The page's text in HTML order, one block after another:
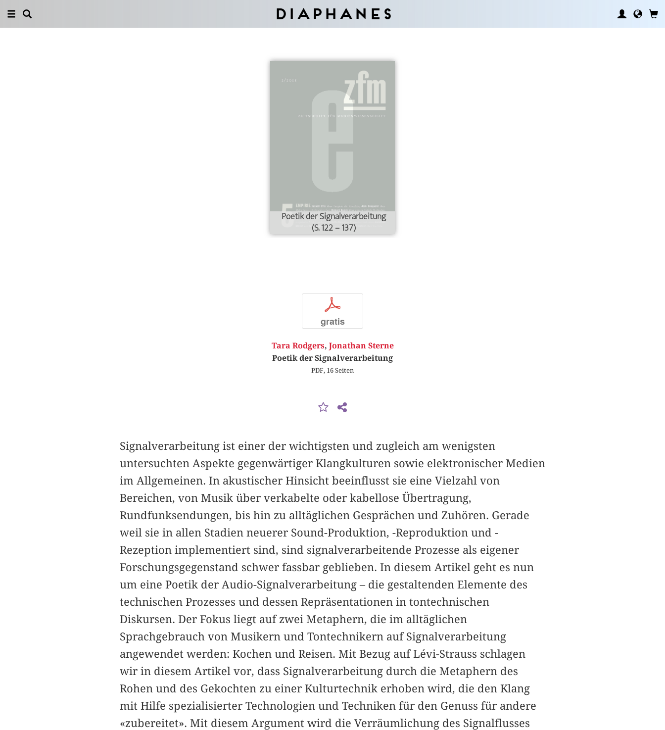
Diaphanes
Poetik der Signalverarbeitung
(S. 122 – 137)
p
gratis
Tara Rodgers, Jonathan Sterne
Poetik der Signalverarbeitung
PDF, 16 Seiten
Signalverarbeitung ist einer der wichtigsten und zugleich am wenigsten
untersuchten Aspekte gegenwärtiger Klangkulturen sowie elektronischer Medien
im Allgemeinen. In akustischer Hinsicht beeinflusst sie eine Vielzahl von
Bereichen, von Musik über verkabelte oder kabellose Übertragung,
Rundfunksendungen, bis hin zu alltäglichen Gesprächen und Zuhören. Gerade
weil sie in allen Stadien neuerer Sound-Produktion, -Reproduktion und -
Rezeption implementiert sind, sind signalverarbeitende Prozesse als eigener
Forschungsgegenstand schwer fassbar geblieben. In diesem Artikel geht es nun
um eine Poetik der Audio-Signalverarbeitung – die gestaltenden Elemente des
technischen Prozesses und dessen Repräsentationen in tontechnischen
Diskursen. Der Fokus liegt auf zwei Metaphern, die im alltäglichen
Sprachgebrauch von Musikern und Tontechnikern auf Signalverarbeitung
angewendet werden: Kochen und Reisen. Mit Bezug auf Lévi-Strauss schlagen
wir in diesem Artikel vor, dass Signalverarbeitung durch die Metaphern des
Rohen und des Gekochten zu einer Kulturtechnik erhoben wird, die den Klang
mit Hilfe spezialisierter Technologien und Techniken für den Genuss für andere
«zubereitet». Mit diesem Argument wird die Verräumlichung des Signalflusses